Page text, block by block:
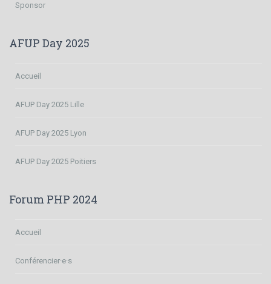
Sponsor
AFUP Day 2025
Accueil
AFUP Day 2025 Lille
AFUP Day 2025 Lyon
AFUP Day 2025 Poitiers
Forum PHP 2024
Accueil
Conférencier·e·s